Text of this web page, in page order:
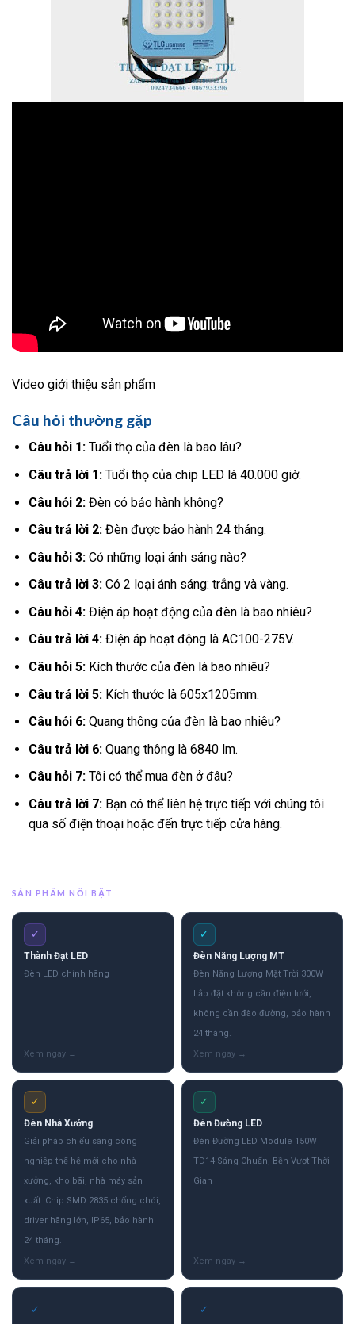
Video giới thiệu sản phẩm
Câu hỏi thường gặp
Câu hỏi 1:Tuổi thọ của đèn là bao lâu?
Câu trả lời 1:Tuổi thọ của chip LED là 40.000 giờ.
Câu hỏi 2:Đèn có bảo hành không?
Câu trả lời 2:Đèn được bảo hành 24 tháng.
Câu hỏi 3:Có những loại ánh sáng nào?
Câu trả lời 3:Có 2 loại ánh sáng: trắng và vàng.
Câu hỏi 4:Điện áp hoạt động của đèn là bao nhiêu?
Câu trả lời 4:Điện áp hoạt động là AC100-275V.
Câu hỏi 5:Kích thước của đèn là bao nhiêu?
Câu trả lời 5:Kích thước là 605x1205mm.
Câu hỏi 6:Quang thông của đèn là bao nhiêu?
Câu trả lời 6:Quang thông là 6840 lm.
Câu hỏi 7:Tôi có thể mua đèn ở đâu?
Câu trả lời 7:Bạn có thể liên hệ trực tiếp với chúng tôi
qua số điện thoại hoặc đến trực tiếp cửa hàng.
SẢN PHẨM NỔI BẬT
✓
Thành Đạt LED
Đèn LED chính hãng
✓
Đèn Năng Lượng MT
Đèn Năng Lượng Mặt Trời 300W
Lắp đặt không cần điện lưới,
không cần đào đường, bảo hành
24 tháng.
✓
Đèn Nhà Xưởng
Giải pháp chiếu sáng công
nghiệp thế hệ mới cho nhà
xưởng, kho bãi, nhà máy sản
xuất. Chip SMD 2835 chống chói,
driver hãng lớn, IP65, bảo hành
24 tháng.
✓
Đèn Đường LED
Đèn Đường LED Module 150W
TD14 Sáng Chuẩn, Bền Vượt Thời
Gian
✓ ✓